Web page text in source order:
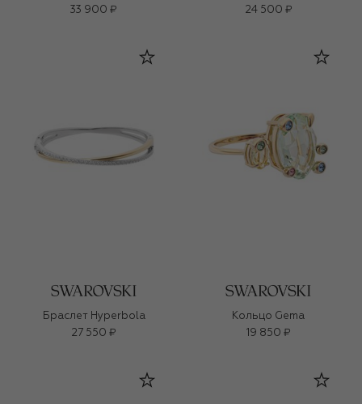
33 900 ₽
24 500 ₽
Браслет Hyperbola
27 550 ₽
Кольцо Gema
19 850 ₽